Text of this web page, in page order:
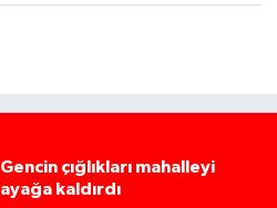
Gencin çığlıkları mahalleyi
ayağa kaldırdı